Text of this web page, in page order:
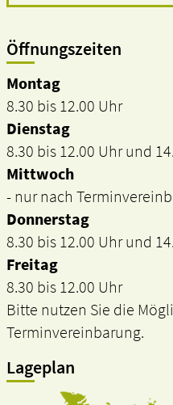
Öffnungszeiten
Montag
8.30 bis 12.00 Uhr
Dienstag
8.30 bis 12.00 Uhr und
Mittwoch
- nur nach
Donnerstag
8.30 bis 12.00 Uhr und
Freitag
8.30 bis 12.00 Uhr
Bitte nutzen Sie die
Terminvereinbarung.
Lageplan